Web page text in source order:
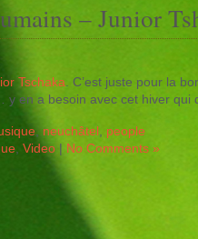
– Junior
Tschaka. C’est juste pour la
en a besoin avec cet hiver qui
, neuchâtel , people
, Video No Comments »